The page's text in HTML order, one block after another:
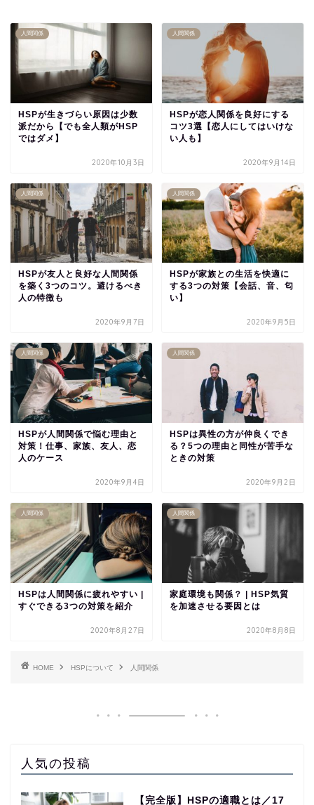
人間関係
HSPが生きづらい原因は少数
派だから【でも全人類がHSP
ではダメ】
2020年10月3日
人間関係
HSPが恋人関係を良好にする
コツ3選【恋人にしてはいけな
い人も】
2020年9月14日
人間関係
HSPが友人と良好な人間関係
を築く3つのコツ。避けるべき
人の特徴も
2020年9月7日
人間関係
HSPが家族との生活を快適に
する3つの対策【会話、音、匂
い】
2020年9月5日
人間関係
HSPが人間関係で悩む理由と
対策！仕事、家族、友人、恋
人のケース
2020年9月4日
人間関係
HSPは異性の方が仲良くでき
る？5つの理由と同性が苦手な
ときの対策
2020年9月2日
人間関係
HSPは人間関係に疲れやすい |
すぐできる3つの対策を紹介
2020年8月27日
人間関係
家庭環境も関係？ | HSP気質
を加速させる要因とは
2020年8月8日
HOME HSPについて 人間関係
人気の投稿
【完全版】HSPの適職とは／17